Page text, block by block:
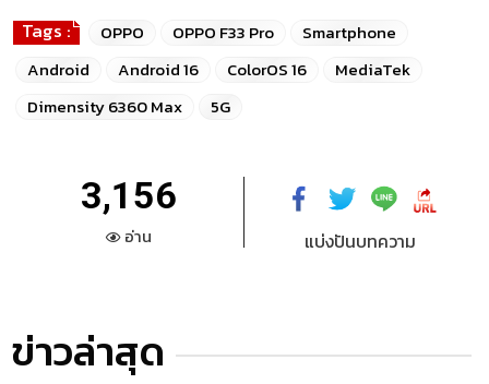
Tags : OPPO OPPO F33 Pro
Smartphone
Android
Android 16 ColorOS 16
MediaTek
Dimensity 6360 Max
5G
3,156
อ่าน แบ่งปันบทความ
ข่าวล่าสุด